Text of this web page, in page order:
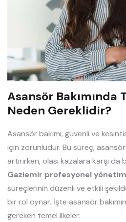
Asansör Bakımında
Neden Gereklidir?
Asansör bakımı, güvenli ve
için zorunludur. Bu süreç,
artırırken, olası kazalara karşı
Gaziemir profesyonel
süreçlerinin düzenli ve etkili
bir rol oynar. İşte asansör
gereken temel ilkeler: